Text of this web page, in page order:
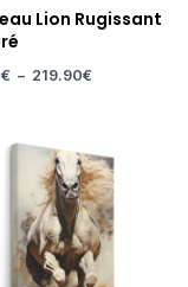
Lion Rugissant
€ – 219.90€
de
prix :
14.90€
à
219.90€